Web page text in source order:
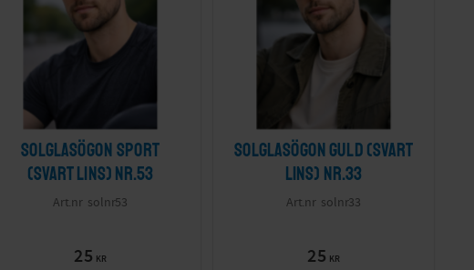
Solglasögon sport
(svart lins) nr.53
solnr53
25 KR
Solglasögon guld (svart
lins) nr.33
solnr33
25 KR